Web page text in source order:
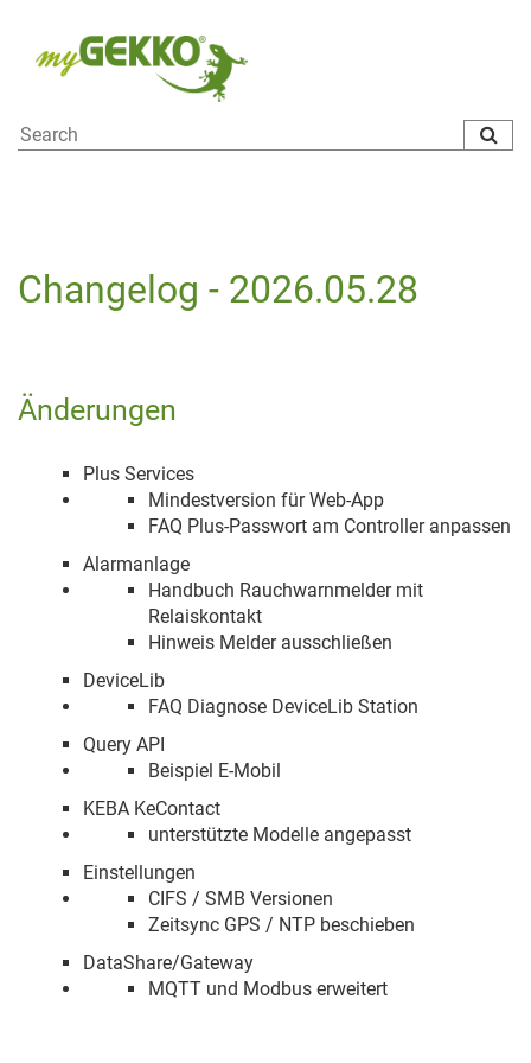
Changelog - 2026.05.28
Änderungen
Plus Services
Mindestversion für Web-App
FAQ Plus-Passwort am Controller anpassen
Alarmanlage
Handbuch Rauchwarnmelder mit
Relaiskontakt
Hinweis Melder ausschließen
DeviceLib
FAQ Diagnose DeviceLib Station
Query API
Beispiel E-Mobil
KEBA KeContact
unterstützte Modelle angepasst
Einstellungen
CIFS / SMB Versionen
Zeitsync GPS / NTP beschieben
DataShare/Gateway
MQTT und Modbus erweitert